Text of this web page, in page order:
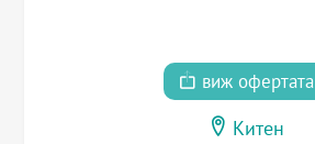
виж офертата
Китен